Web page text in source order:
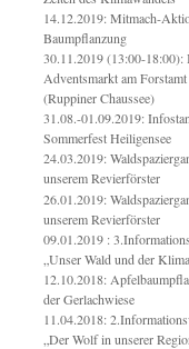
14.12.2019: Mitmach-
Baumpflanzung
30.11.2019 (13:00-18:00):
Adventsmarkt am Forstamt
(Ruppiner Chaussee)
31.08.-01.09.2019:
Sommerfest Heiligensee
24.03.2019:
unserem Revierförster
26.01.2019:
unserem Revierförster
09.01.2019 :
„Unser Wald und der
12.10.2018:
der Gerlachwiese
11.04.2018:
„Der Wolf in unserer